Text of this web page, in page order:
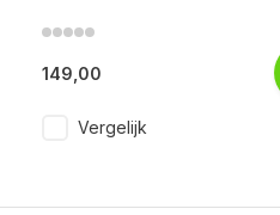
149,00
Vergelijk